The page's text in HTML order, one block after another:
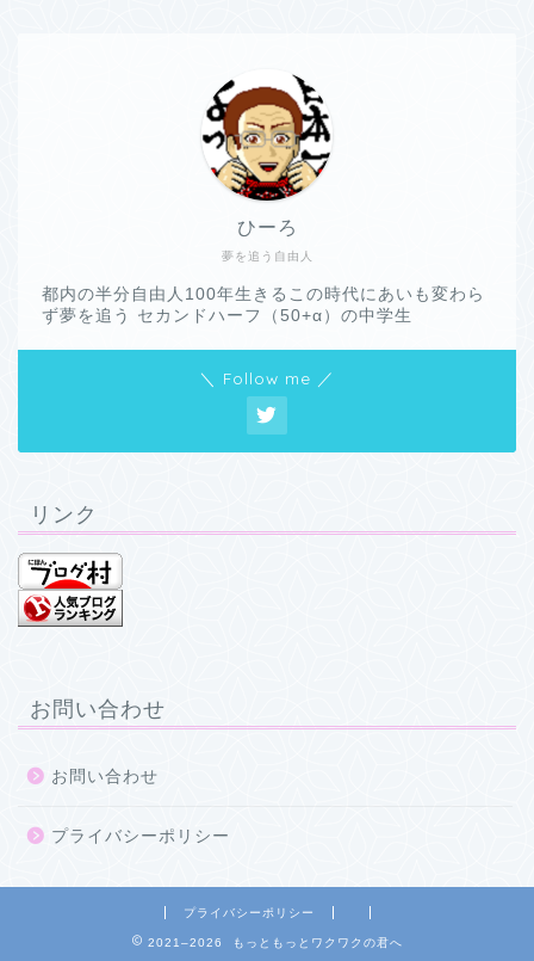
夢を追う自由人
ひーろ
都内の半分自由人100年生きるこの時代にあいも変わら
ず夢を追う セカンドハーフ（50+α）の中学生
＼ Follow me ／
リンク
お問い合わせ
お問い合わせ
プライバシーポリシー
プライバシーポリシー
2021–2026 もっともっとワクワクの君へ